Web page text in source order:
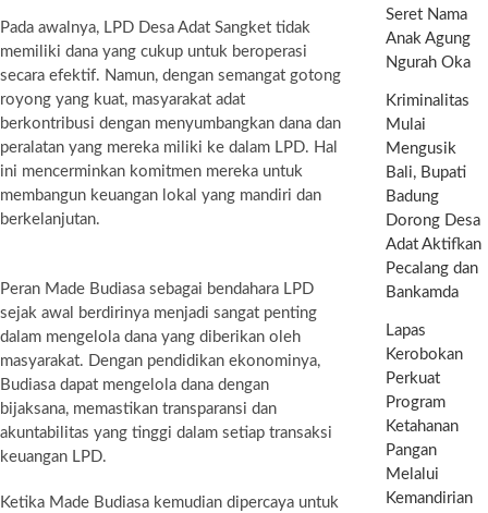
Pada awalnya, LPD Desa Adat Sangket tidak
memiliki dana yang cukup untuk beroperasi
secara efektif. Namun, dengan semangat gotong
royong yang kuat, masyarakat adat
berkontribusi dengan menyumbangkan dana dan
peralatan yang mereka miliki ke dalam LPD. Hal
ini mencerminkan komitmen mereka untuk
membangun keuangan lokal yang mandiri dan
berkelanjutan.
Peran Made Budiasa sebagai bendahara LPD
sejak awal berdirinya menjadi sangat penting
dalam mengelola dana yang diberikan oleh
masyarakat. Dengan pendidikan ekonominya,
Budiasa dapat mengelola dana dengan
bijaksana, memastikan transparansi dan
akuntabilitas yang tinggi dalam setiap transaksi
keuangan LPD.
Ketika Made Budiasa kemudian dipercaya untuk
Seret Nama
Anak Agung
Ngurah Oka
Kriminalitas
Mulai
Mengusik
Bali, Bupati
Badung
Dorong Desa
Adat Aktifkan
Pecalang dan
Bankamda
Lapas
Kerobokan
Perkuat
Program
Ketahanan
Pangan
Melalui
Kemandirian